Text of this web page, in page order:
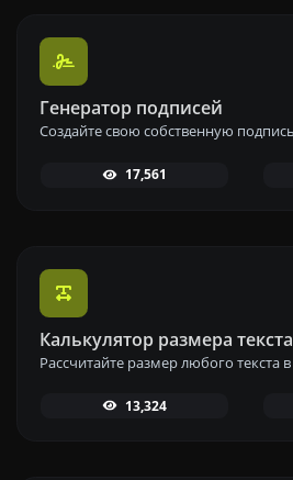
Генератор подписей
17,561
Калькулятор размера текста
13,324